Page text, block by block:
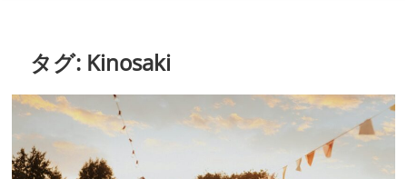
タグ: Kinosaki